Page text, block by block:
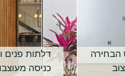
הבחירה
דלתות פנים
כניסה